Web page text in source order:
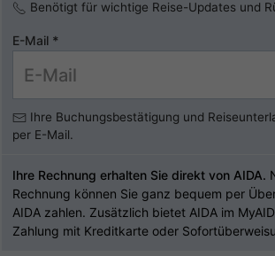
Benötigt für wichtige Reise-Updates und
E-Mail *
Ihre Buchungsbestätigung und
per E-Mail.
Ihre Rechnung erhalten Sie direkt von AIDA.
Rechnung können Sie ganz bequem per
AIDA zahlen. Zusätzlich bietet AIDA im
Zahlung mit Kreditkarte oder